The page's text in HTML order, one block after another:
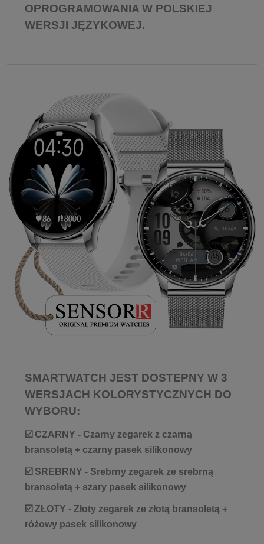
OPROGRAMOWANIA W POLSKIEJ
WERSJI JĘZYKOWEJ.
SMARTWATCH JEST DOSTEPNY W 3
WERSJACH KOLORYSTYCZNYCH DO
WYBORU:
☑️ CZARNY - Czarny zegarek z czarną
bransoletą + czarny pasek silikonowy
☑️ SREBRNY - Srebrny zegarek ze srebrną
bransoletą + szary pasek silikonowy
☑️ ZŁOTY - Złoty zegarek ze złotą bransoletą +
różowy pasek silikonowy